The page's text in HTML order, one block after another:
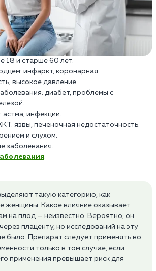
18 и старше 60 лет.
инфаркт, коронарная
высокое давление.
диабет, проблемы с
астма, инфекции.
язвы, печеночная недостаточность.
и слухом.
заболевания.
такую категорию, как
женщины. Какое влияние оказывает
на плод — неизвестно. Вероятно, он
плаценту, но исследований на эту
было. Препарат следует применять во
только в том случае, если
применения превышает риск для